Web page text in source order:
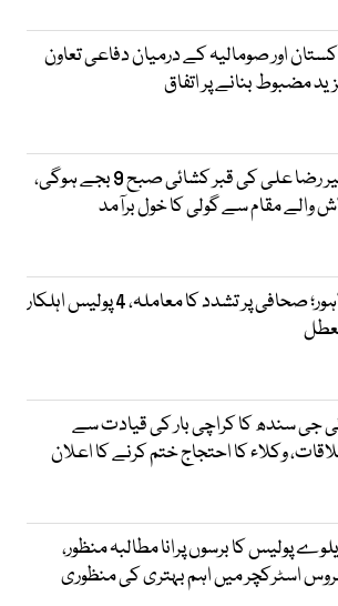
اور صومالیہ کے درمیان دفاعی تعاون
مضبوط بنانے پر اتفاق
میر رضا علی کی قبر کشائی صبح 9 بجے ہوگی،
والے مقام سے گولی کا خول برآمد
لاہور؛ صحافی پر تشدد کا معاملہ، 4 پولیس اہلکار
جی سندھ کا کراچی بار کی قیادت سے
وکلاء کا احتجاج ختم کرنے کا اعلان
پولیس کا برسوں پرانا مطالبہ منظور،
اسٹرکچر میں اہم بہتری کی منظوری